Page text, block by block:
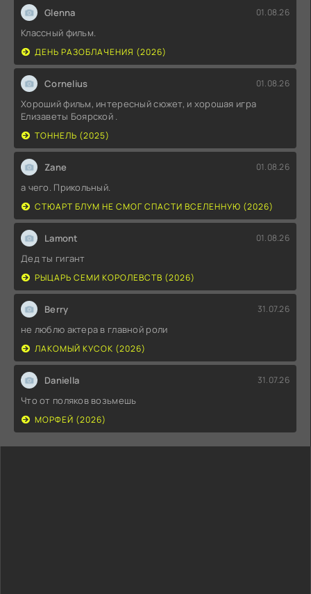
Glenna 01.08.26
Классный фильм.
ДЕНЬ РАЗОБЛАЧЕНИЯ (2026)
Cornelius 01.08.26
Хороший фильм, интересный сюжет, и хорошая игра
Елизаветы Боярской .
ТОННЕЛЬ (2025)
Zane 01.08.26
а чего. Прикольный.
СТЮАРТ БЛУМ НЕ СМОГ СПАСТИ ВСЕЛЕННУЮ (2026)
Lamont 01.08.26
Дед ты гигант
РЫЦАРЬ СЕМИ КОРОЛЕВСТВ (2026)
Berry 31.07.26
не люблю актера в главной роли
ЛАКОМЫЙ КУСОК (2026)
Daniella 31.07.26
Что от поляков возьмешь
МОРФЕЙ (2026)